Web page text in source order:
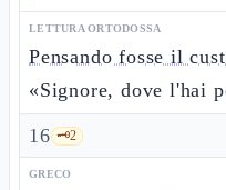
LETTURA ORTODOSSA
Pensando fosse il
«Signore, dove l'hai
16 🗝️2
GRECO